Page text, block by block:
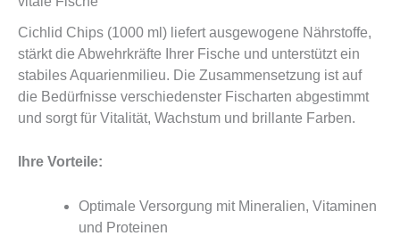
Cichlid Chips (1000 ml) liefert ausgewogene Nährstoffe,
stärkt die Abwehrkräfte Ihrer Fische und unterstützt ein
stabiles Aquarienmilieu. Die Zusammensetzung ist auf
die Bedürfnisse verschiedenster Fischarten abgestimmt
und sorgt für Vitalität, Wachstum und brillante Farben.
Ihre Vorteile:
Optimale Versorgung mit Mineralien, Vitaminen
und Proteinen